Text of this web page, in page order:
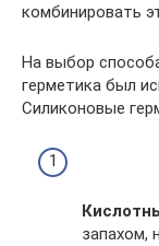
комбинировать
На выбор
герметика был
Силиконовые
запахом,